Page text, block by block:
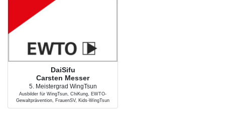
DaiSifu
Carsten Messer
5. Meistergrad WingTsun
Ausbilder für WingTsun, ChiKung, EWTO-
Gewaltprävention, FrauenSV, Kids-WingTsun